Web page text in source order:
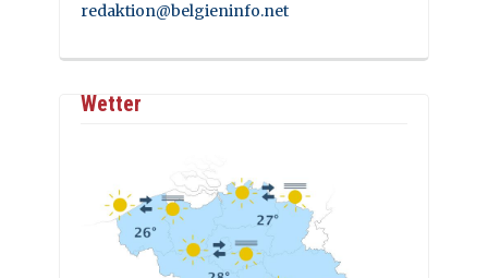
redaktion@belgieninfo.net
Wetter